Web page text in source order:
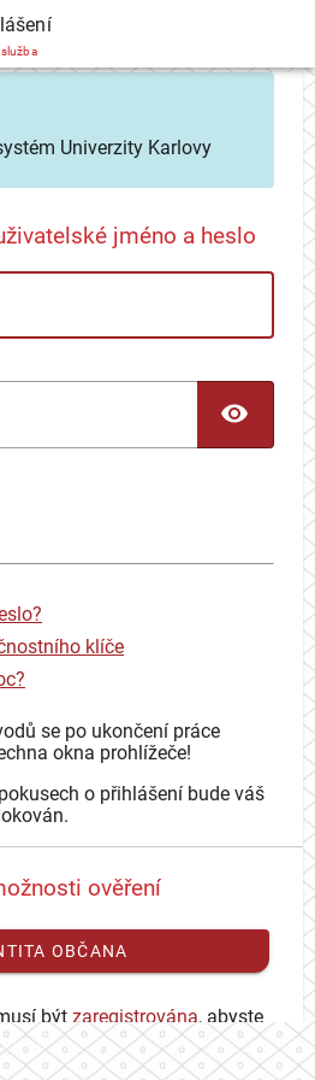
Univerzity Karlovy
jméno a heslo
klíče
se po ukončení práce
okna prohlížeče!
o přihlášení bude váš
ověření
OBČANA
být zaregistrována, abyste
CAS účtu.